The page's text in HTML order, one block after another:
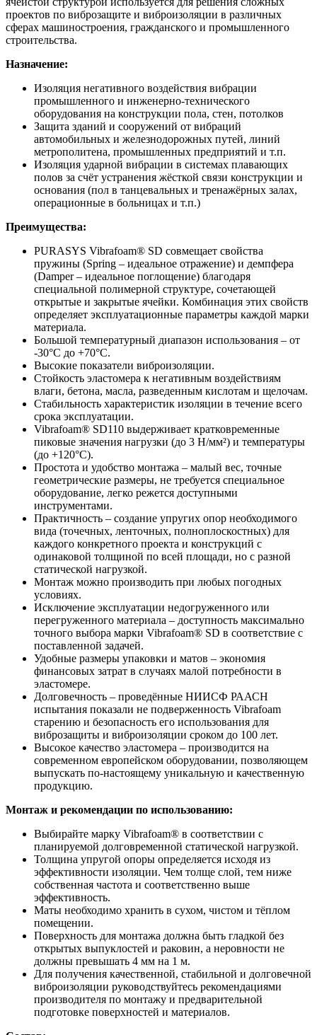
проектов по виброзащите и виброизоляции в различных
сферах машиностроения, гражданского и промышленного
строительства.
Назначение:
Изоляция негативного воздействия вибрации
промышленного и инженерно-технического
оборудования на конструкции пола, стен, потолков
Защита зданий и сооружений от вибраций
автомобильных и железнодорожных путей, линий
метрополитена, промышленных предприятий и т.п.
Изоляция ударной вибрации в системах плавающих
полов за счёт устранения жёсткой связи конструкции и
основания (пол в танцевальных и тренажёрных залах,
операционные в больницах и т.п.)
Преимущества:
PURASYS Vibrafoam® SD совмещает свойства
пружины (Spring – идеальное отражение) и демпфера
(Damper – идеальное поглощение) благодаря
специальной полимерной структуре, сочетающей
открытые и закрытые ячейки. Комбинация этих свойств
определяет эксплуатационные параметры каждой марки
материала.
Большой температурный диапазон использования – от
-30°C до +70°C.
Высокие показатели виброизоляции.
Стойкость эластомера к негативным воздействиям
влаги, бетона, масла, разведенным кислотам и щелочам.
Стабильность характеристик изоляции в течение всего
срока эксплуатации.
Vibrafoam® SD110 выдерживает кратковременные
пиковые значения нагрузки (до 3 H/мм²) и температуры
(до +120°C).
Простота и удобство монтажа – малый вес, точные
геометрические размеры, не требуется специальное
оборудование, легко режется доступными
инструментами.
Практичность – создание упругих опор необходимого
вида (точечных, ленточных, полноплоскостных) для
каждого конкретного проекта и конструкций с
одинаковой толщиной по всей площади, но с разной
статической нагрузкой.
Монтаж можно производить при любых погодных
условиях.
Исключение эксплуатации недогруженного или
перегруженного материала – доступность максимально
точного выбора марки Vibrafoam® SD в соответствие с
поставленной задачей.
Удобные размеры упаковки и матов – экономия
финансовых затрат в случаях малой потребности в
эластомере.
Долговечность – проведённые НИИСФ РААСН
испытания показали не подверженность Vibrafoam
старению и безопасность его использования для
виброзащиты и виброизоляции сроком до 100 лет.
Высокое качество эластомера – производится на
современном европейском оборудовании, позволяющем
выпускать по-настоящему уникальную и качественную
продукцию.
Монтаж и рекомендации по использованию:
Выбирайте марку Vibrafoam® в соответствии с
планируемой долговременной статической нагрузкой.
Толщина упругой опоры определяется исходя из
эффективности изоляции. Чем толще слой, тем ниже
собственная частота и соответственно выше
эффективность.
Маты необходимо хранить в сухом, чистом и тёплом
помещении.
Поверхность для монтажа должна быть гладкой без
открытых выпуклостей и раковин, а неровности не
должны превышать 4 мм на 1 м.
Для получения качественной, стабильной и долговечной
виброизоляции руководствуйтесь рекомендациями
производителя по монтажу и предварительной
подготовке поверхностей и материалов.